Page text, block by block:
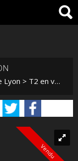
Lyon > T2 en vente Lyon
Vendu